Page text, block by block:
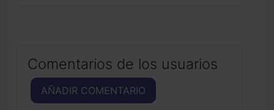
Comentarios de los usuarios
AÑADIR COMENTARIO